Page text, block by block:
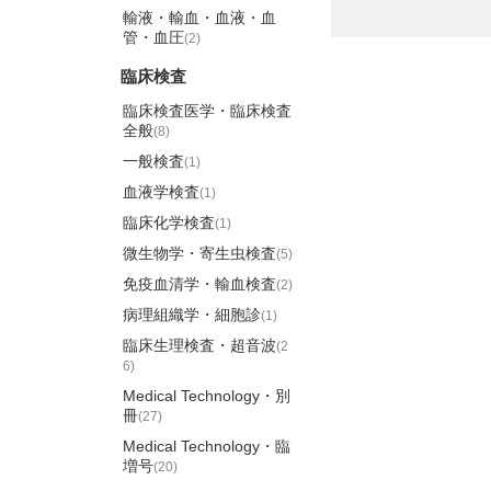
輸液・輸血・血液・血
管・血圧(2)
臨床検査
臨床検査医学・臨床検査
全般(8)
一般検査(1)
血液学検査(1)
臨床化学検査(1)
微生物学・寄生虫検査(5)
免疫血清学・輸血検査(2)
病理組織学・細胞診(1)
臨床生理検査・超音波(2
6)
Medical Technology・別
冊(27)
Medical Technology・臨
増号(20)